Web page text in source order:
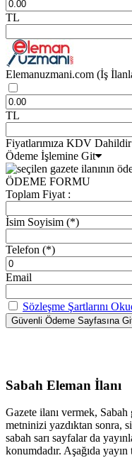
TL
Elemanuzmani.com (İş
TL
Fiyatlarımıza KDV Dahildir
Ödeme İşlemine Git
ÖDEME FORMU
Toplam Fiyat :
İsim Soyisim (*)
Telefon (*)
Email
Sözleşme Şartlarını
Sabah Eleman İlanı
Gazete ilanı vermek, Sabah
metninizi yazdıktan sonra,
sabah sarı sayfalar da
konumdadır. Aşağıda